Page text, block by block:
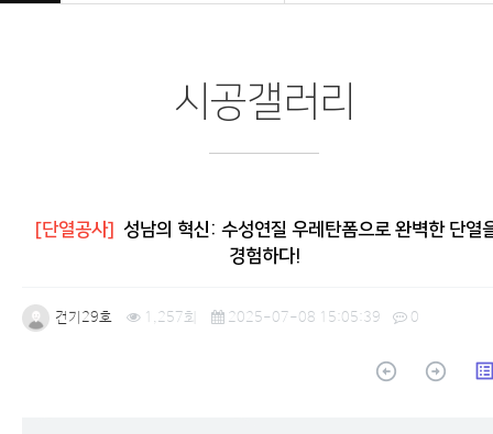
시공갤러리
[단열공사]
성남의 혁신: 수성연질 우레탄폼으로 완벽한 단열
경험하다!
건기29호 1,257회 2025-07-08 15:05:39 0
arrow_circle_up arrow_circle_up